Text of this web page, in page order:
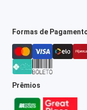
Formas de
Prêmios